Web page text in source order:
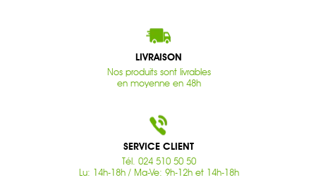
LIVRAISON
Nos produits sont livrables
en moyenne en 48h
SERVICE CLIENT
Tél. 024 510 50 50
Lu: 14h-18h / Ma-Ve: 9h-12h et 14h-18h